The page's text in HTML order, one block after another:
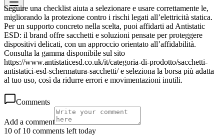
Seguire una checklist aiuta a selezionare e usare correttamente le,
migliorando la protezione contro i rischi legati all’elettricità statica.
Per un supporto concreto nella scelta, puoi affidarti ad Antistatic
ESD: il brand offre sacchetti e soluzioni pensate per proteggere
dispositivi delicati, con un approccio orientato all’affidabilità.
Consulta la gamma disponibile sul sito
https://www.antistaticesd.co.uk/it/categoria-di-prodotto/sacchetti-
antistatici-esd-schermatura-sacchetti/ e seleziona la borsa più adatta
al tuo uso, così da ridurre errori e movimentazioni inutili.
Comments
Add a comment
10 of 10 comments left today